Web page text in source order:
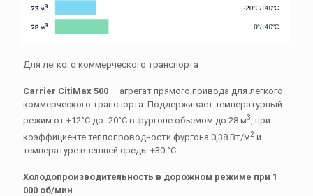
Для легкого коммерческого транспорта
Carrier CitiMax 500 — агрегат прямого привода для легкого
коммерческого транспорта. Поддерживает температурный
режим от +12°С до -20°С в фургоне объемом до 28 м3, при
коэффициенте теплопроводности фургона 0,38 Вт/м2 и
температуре внешней среды +30 °С.
Холодопроизводительность в дорожном режиме при 1
000 об/мин